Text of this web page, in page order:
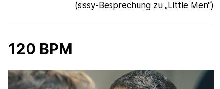
(sissy-Besprechung zu „Little Men“)
120 BPM